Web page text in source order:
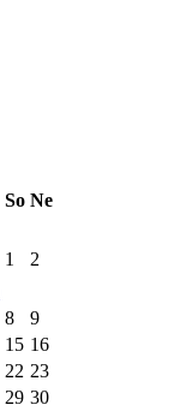
So Ne
1 2
8
9
15 16
22 23
29 30